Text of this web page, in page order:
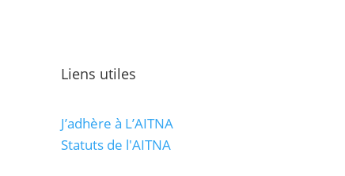
Liens utiles
J’adhère à L’AITNA
Statuts de l'AITNA